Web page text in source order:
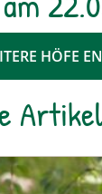
HÖFE